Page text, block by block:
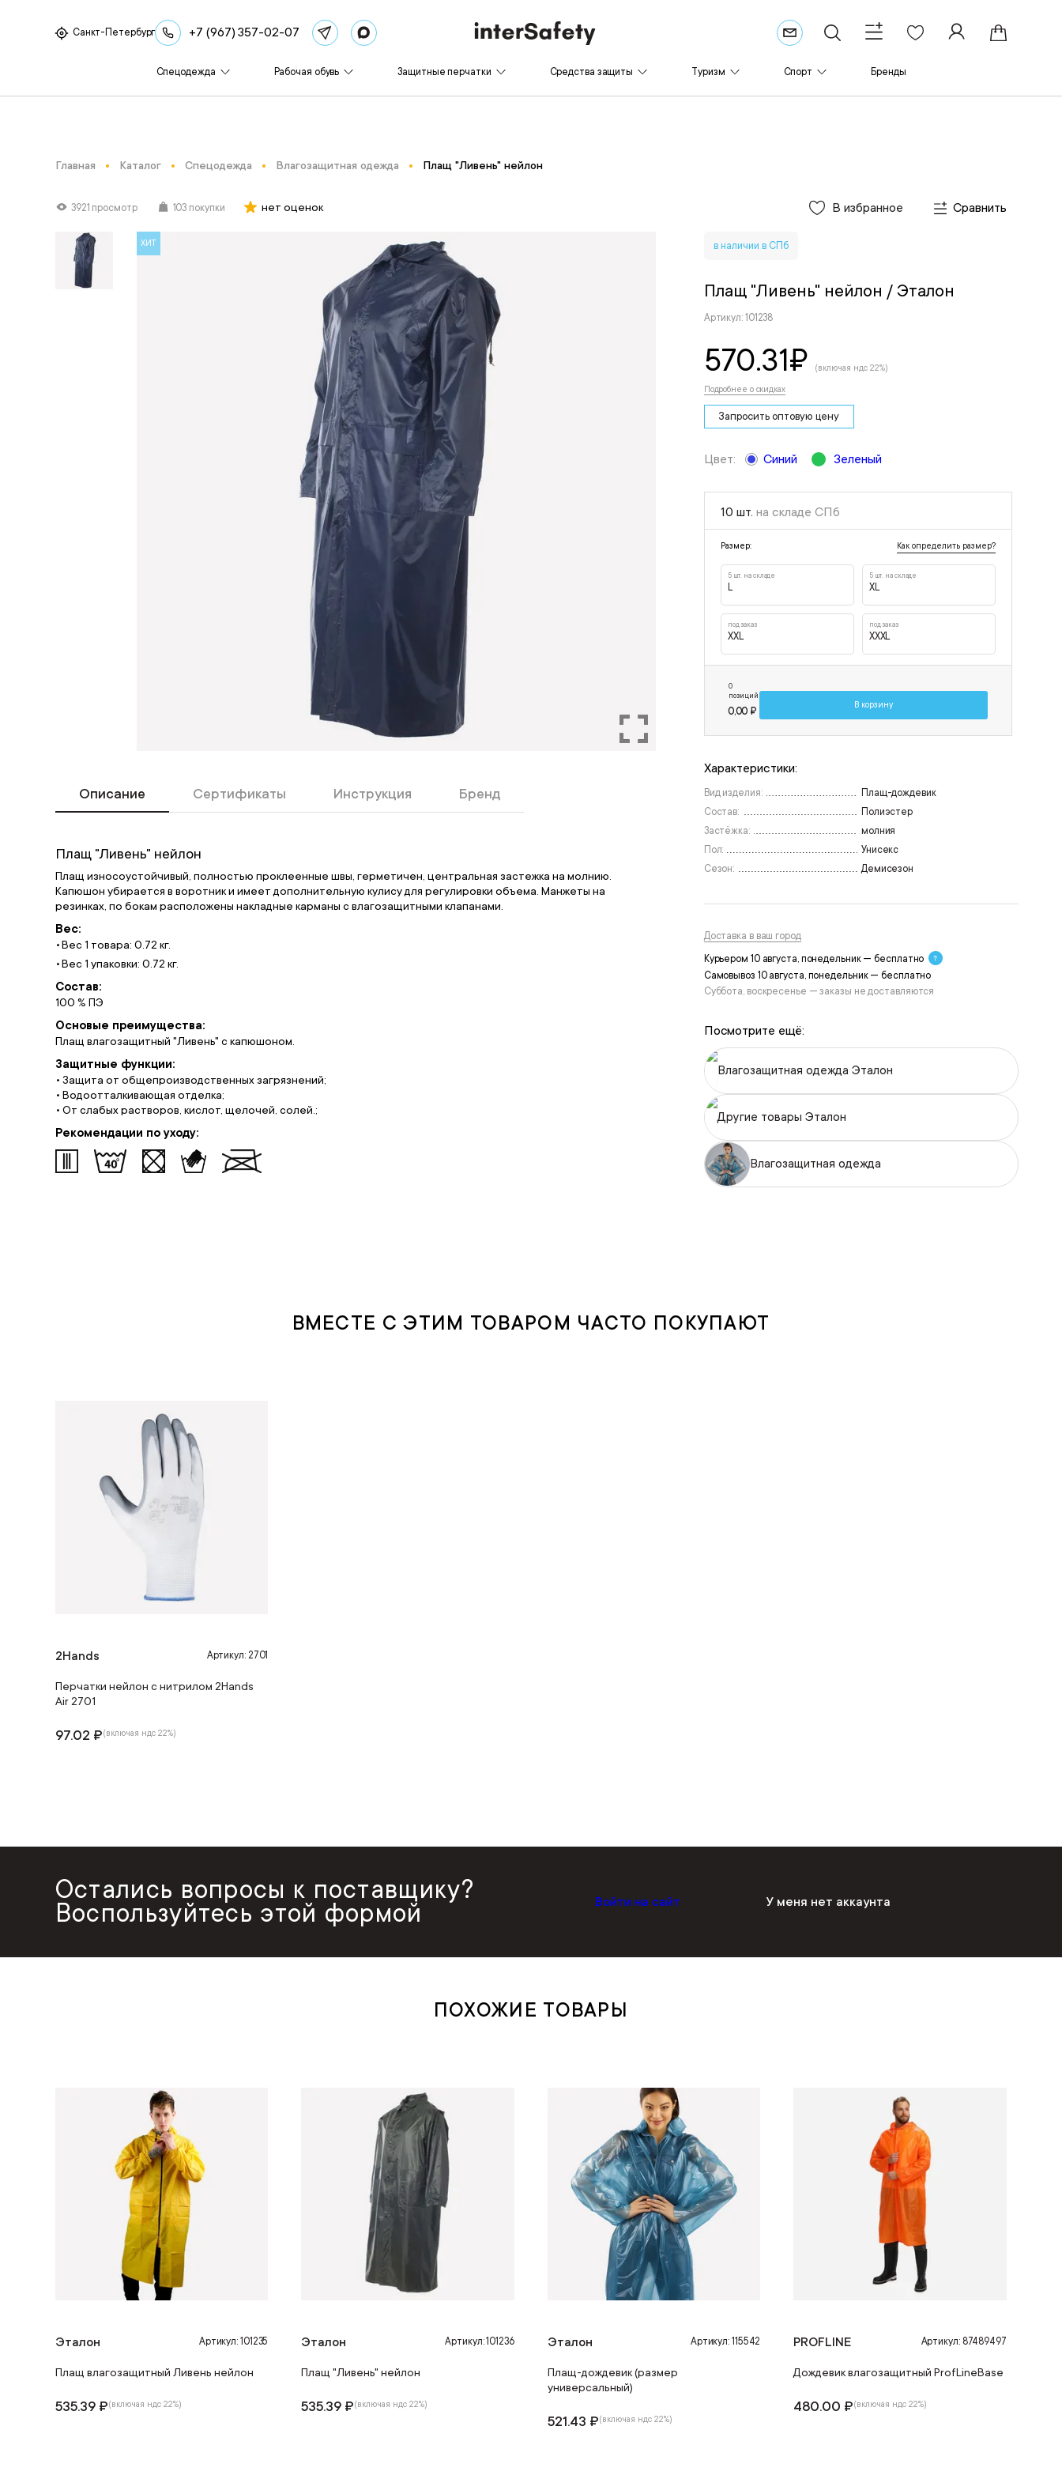
Санкт-Петербург +7 (967) 357-02-07
Спецодежда Рабочая обувь Защитные перчатки Средства защиты Туризм Спорт Бренды
Главная Каталог Спецодежда Влагозащитная одежда Плащ "Ливень" нейлон
3921 просмотр 103 покупки нет оценок В избранное Сравнить
ХИТ
Описание Сертификаты Инструкция Бренд
Плащ "Ливень" нейлон
Плащ износоустойчивый, полностью проклеенные швы, герметичен, центральная застежка на молнию.
Капюшон убирается в воротник и имеет дополнительную кулису для регулировки объема. Манжеты на
резинках, по бокам расположены накладные карманы с влагозащитными клапанами.
Вес:
Вес 1 товара: 0.72 кг.
Вес 1 упаковки: 0.72 кг.
Состав:
100 % ПЭ
Основые преимущества:
Плащ влагозащитный "Ливень" с капюшоном.
Защитные функции:
• Защита от общепроизводственных загрязнений;
• Водоотталкивающая отделка;
• От слабых растворов, кислот, щелочей, солей.;
Рекомендации по уходу:
в наличии в СПб
Плащ "Ливень" нейлон / Эталон
Артикул: 101238
570.31₽ (включая ндс 22%)
Подробнее о скидках
Запросить оптовую цену
Цвет: Синий Зеленый
10 шт. на складе СПб
Размер: Как определить размер?
5 шт. на складе
L
5 шт. на складе
XL
под заказ
XXL
под заказ
XXXL
0
позиций
0,00 ₽
В корзину
Характеристики:
Вид изделия:
Плащ-дождевик
Состав:
Полиэстер
Застёжка:
молния
Пол:
Унисекс
Сезон:
Демисезон
Доставка в ваш город
Курьером 10 августа, понедельник — бесплатно
Самовывоз 10 августа, понедельник — бесплатно
Суббота, воскресенье — заказы не доставляются
Посмотрите ещё:
Влагозащитная одежда Эталон
Другие товары Эталон
Влагозащитная одежда
ВМЕСТЕ С ЭТИМ ТОВАРОМ ЧАСТО ПОКУПАЮТ
2Hands Артикул: 2701
Перчатки нейлон с нитрилом 2Hands
Air 2701
97.02 ₽(включая ндс 22%)
Остались вопросы к поставщику?
Воспользуйтесь этой формой
Войти на сайт У меня нет аккаунта
ПОХОЖИЕ ТОВАРЫ
Эталон Артикул: 101235
Плащ влагозащитный Ливень нейлон
535.39 ₽(включая ндс 22%)
Эталон Артикул: 101236
Плащ "Ливень" нейлон
535.39 ₽(включая ндс 22%)
Эталон Артикул: 115542
Плащ-дождевик (размер
универсальный)
521.43 ₽(включая ндс 22%)
PROFLINE Артикул: 87489497
Дождевик влагозащитный ProfLineBase
480.00 ₽(включая ндс 22%)